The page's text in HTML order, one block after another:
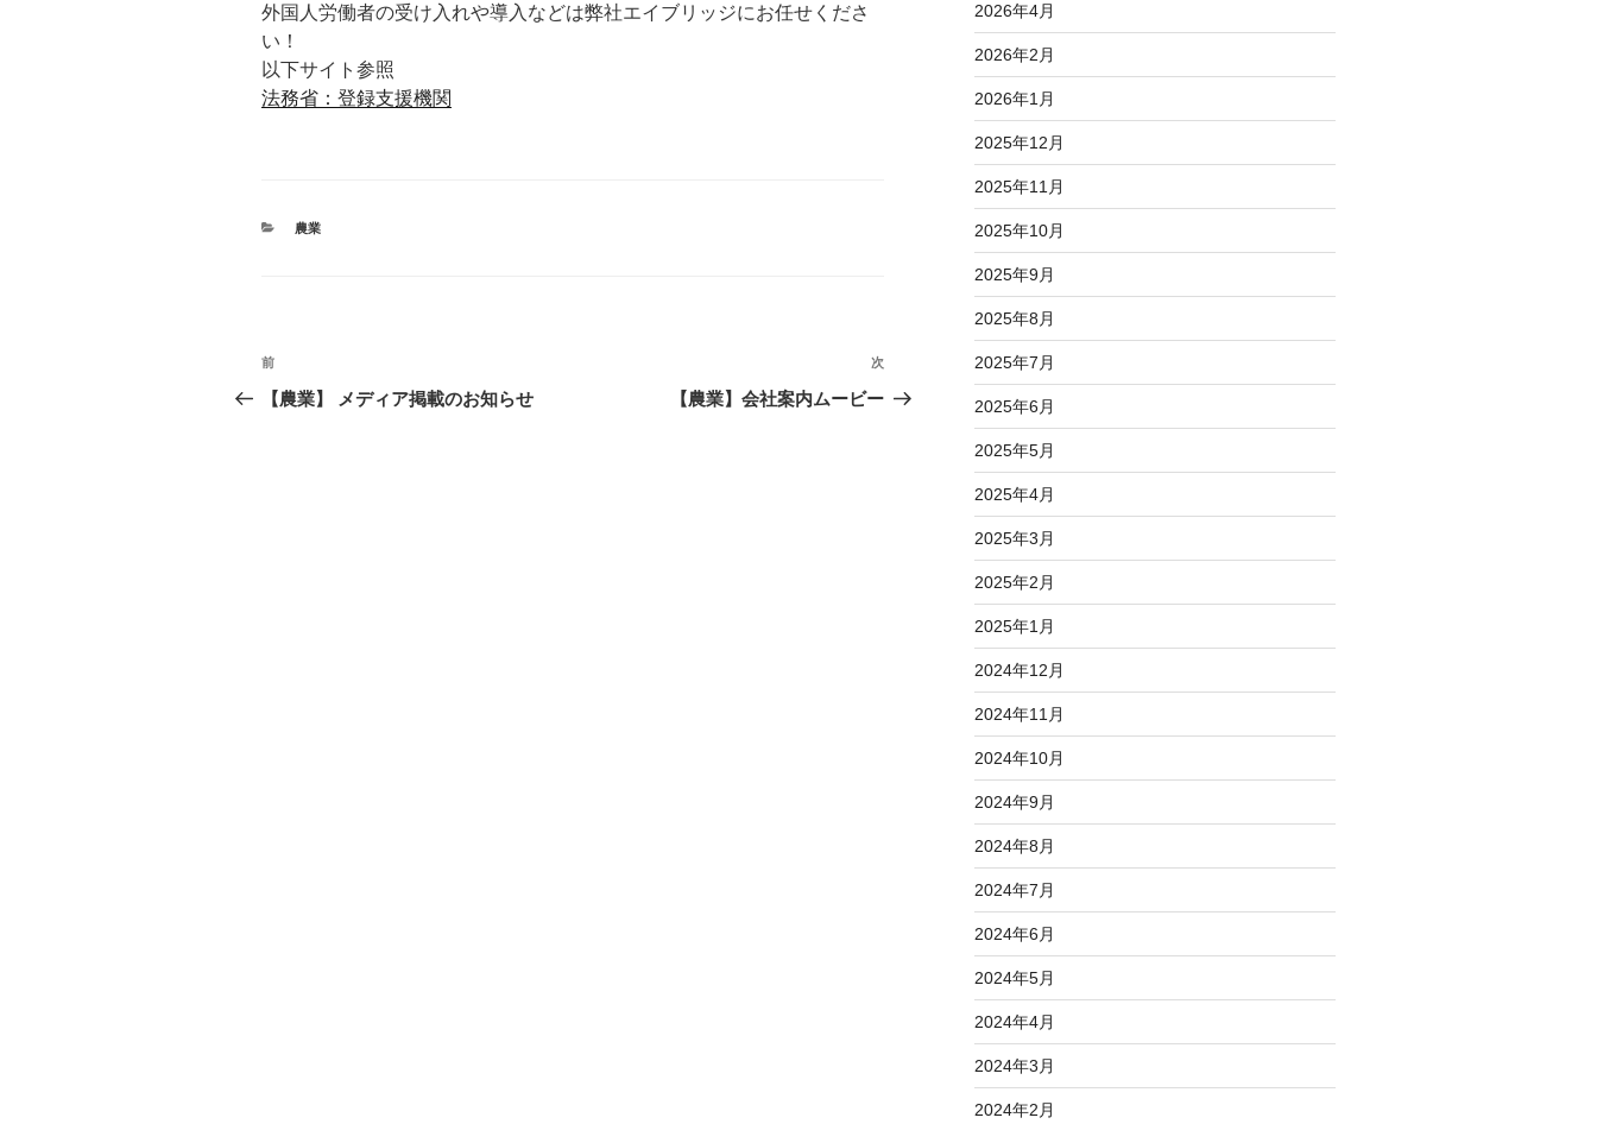
外国人労働者の受け入れや導入などは弊社エイブリッジにお任せくださ
い！
以下サイト参照
法務省：登録支援機関
カ
農業
投
稿
過
去
前
【農業】 メディア掲載のお知らせ
の
次
【農業】会社案内ムービー
2026年4月
2026年2月
2026年1月
2025年12月
2025年11月
2025年10月
2025年9月
2025年8月
2025年7月
2025年6月
2025年5月
2025年4月
2025年3月
2025年2月
2025年1月
2024年12月
2024年11月
2024年10月
2024年9月
2024年8月
2024年7月
2024年6月
2024年5月
2024年4月
2024年3月
2024年2月